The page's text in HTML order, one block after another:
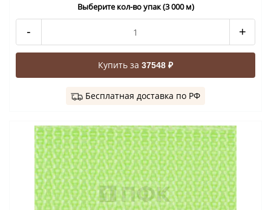
Выберите кол-во упак (3 000 м)
- +
Купить за 37548 ₽
Бесплатная доставка по РФ